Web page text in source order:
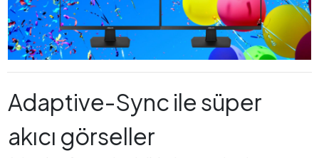
Adaptive-Sync ile süper
akıcı görseller